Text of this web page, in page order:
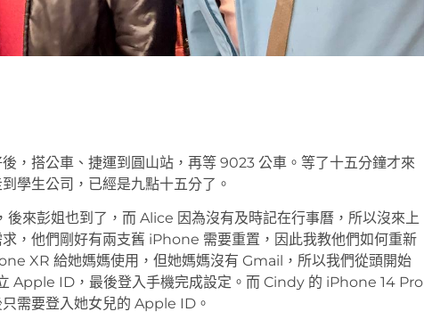
，搭公車、捷運到圓山站，再等 9023 公車。等了十五分鐘才來
學生公司，已經是九點十五分了。
來彭姐也到了，而 Alice 因為沒有及時記在行事曆，所以沒來上
，他們剛好有兩支舊 iPhone 需要重置，因此我教他們如何重新
XR 給她媽媽使用，但她媽媽沒有 Gmail，所以我們從頭開始
Apple ID，最後登入手機完成設定。而 Cindy 的 iPhone 14 Pro
需要登入她女兒的 Apple ID。